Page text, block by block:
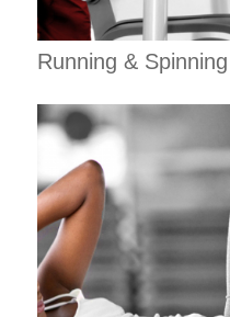
Running & Spinning